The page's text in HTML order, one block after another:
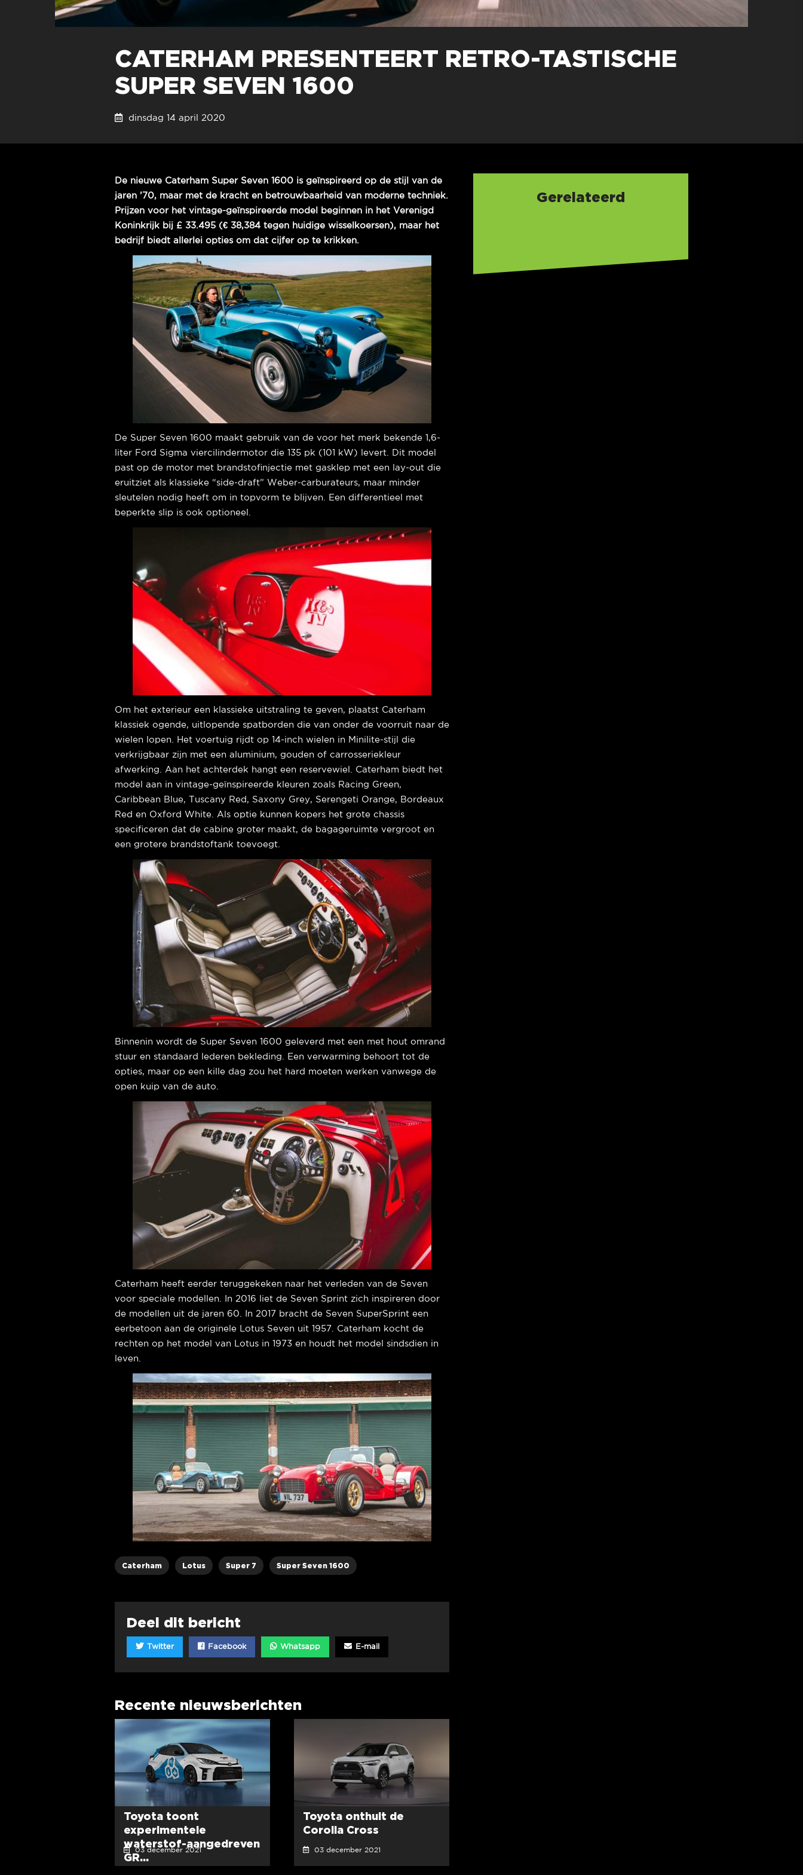
CATERHAM PRESENTEERT RETRO-TASTISCHE
SUPER SEVEN 1600
dinsdag 14 april 2020
De nieuwe Caterham Super Seven 1600 is geïnspireerd op de stijl van de
jaren ’70, maar met de kracht en betrouwbaarheid van moderne techniek.
Prijzen voor het vintage-geïnspireerde model beginnen in het Verenigd
Koninkrijk bij £ 33.495 (€ 38,384 tegen huidige wisselkoersen), maar het
bedrijf biedt allerlei opties om dat cijfer op te krikken.
De Super Seven 1600 maakt gebruik van de voor het merk bekende 1,6-
liter Ford Sigma viercilindermotor die 135 pk (101 kW) levert. Dit model
past op de motor met brandstofinjectie met gasklep met een lay-out die
eruitziet als klassieke “side-draft” Weber-carburateurs, maar minder
sleutelen nodig heeft om in topvorm te blijven. Een differentieel met
beperkte slip is ook optioneel.
Om het exterieur een klassieke uitstraling te geven, plaatst Caterham
klassiek ogende, uitlopende spatborden die van onder de voorruit naar de
wielen lopen. Het voertuig rijdt op 14-inch wielen in Minilite-stijl die
verkrijgbaar zijn met een aluminium, gouden of carrosseriekleur
afwerking. Aan het achterdek hangt een reservewiel. Caterham biedt het
model aan in vintage-geïnspireerde kleuren zoals Racing Green,
Caribbean Blue, Tuscany Red, Saxony Grey, Serengeti Orange, Bordeaux
Red en Oxford White. Als optie kunnen kopers het grote chassis
specificeren dat de cabine groter maakt, de bagageruimte vergroot en
een grotere brandstoftank toevoegt.
Binnenin wordt de Super Seven 1600 geleverd met een met hout omrand
stuur en standaard lederen bekleding. Een verwarming behoort tot de
opties, maar op een kille dag zou het hard moeten werken vanwege de
open kuip van de auto.
Caterham heeft eerder teruggekeken naar het verleden van de Seven
voor speciale modellen. In 2016 liet de Seven Sprint zich inspireren door
de modellen uit de jaren 60. In 2017 bracht de Seven SuperSprint een
eerbetoon aan de originele Lotus Seven uit 1957. Caterham kocht de
rechten op het model van Lotus in 1973 en houdt het model sindsdien in
leven.
Caterham Lotus Super 7 Super Seven 1600
Deel dit bericht
Twitter Facebook Whatsapp E-mail
Recente nieuwsberichten
Toyota toont
experimentele
waterstof-aangedreven
GR...
03 december 2021
Toyota onthult de
Corolla Cross
03 december 2021
Gerelateerd